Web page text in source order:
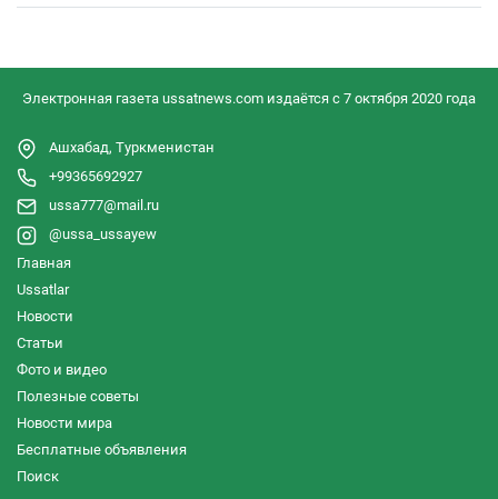
Электронная газета ussatnews.com издаётся с 7 октября 2020 года
Ашхабад, Туркменистан
+99365692927
ussa777@mail.ru
@ussa_ussayew
Главная
Ussatlar
Новости
Статьи
Фото и видео
Полезные советы
Новости мира
Бесплатные объявления
Поиск